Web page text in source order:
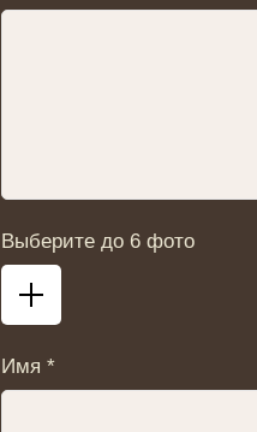
Выберите до 6 фото
Имя *